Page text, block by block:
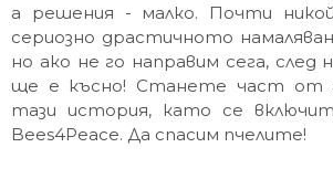
а решения - малко. Почти
сериозно драстичното
но ако не го направим сега, след
ще е късно! Станете част от
тази история, като се
Bees4Peace. Да спасим пчелите!